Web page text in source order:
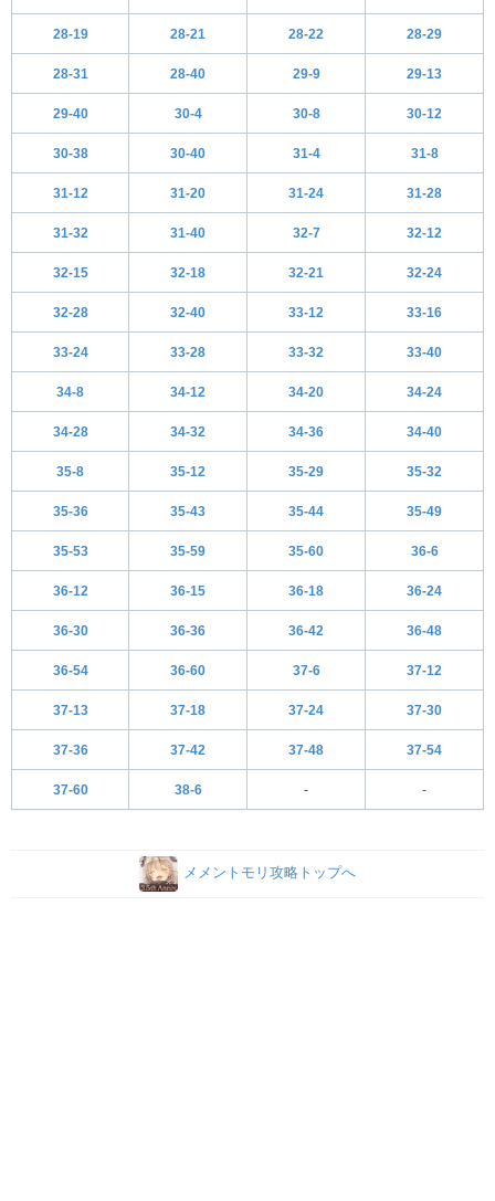
28-19 28-21 28-22 28-29
28-31 28-40 29-9 29-13
29-40 30-4 30-8 30-12
30-38 30-40 31-4 31-8
31-12 31-20 31-24 31-28
31-32 31-40 32-7 32-12
32-15 32-18 32-21 32-24
32-28 32-40 33-12 33-16
33-24 33-28 33-32 33-40
34-8 34-12 34-20 34-24
34-28 34-32 34-36 34-40
35-8 35-12 35-29 35-32
35-36 35-43 35-44 35-49
35-53 35-59 35-60 36-6
36-12 36-15 36-18 36-24
36-30 36-36 36-42 36-48
36-54 36-60 37-6 37-12
37-13 37-18 37-24 37-30
37-36 37-42 37-48 37-54
37-60 38-6 - -
メメントモリ攻略トップへ